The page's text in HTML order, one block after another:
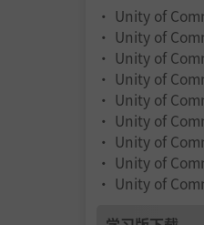
• Unity of
• Unity of
• Unity of
• Unity of
• Unity of
• Unity of
• Unity of
• Unity of
• Unity of